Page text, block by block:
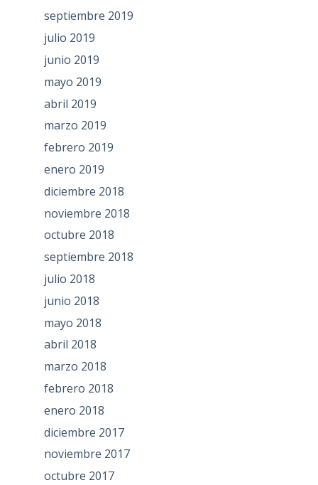
septiembre 2019
julio 2019
junio 2019
mayo 2019
abril 2019
marzo 2019
febrero 2019
enero 2019
diciembre 2018
noviembre 2018
octubre 2018
septiembre 2018
julio 2018
junio 2018
mayo 2018
abril 2018
marzo 2018
febrero 2018
enero 2018
diciembre 2017
noviembre 2017
octubre 2017